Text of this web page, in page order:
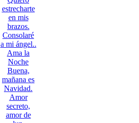
estrecharte
en mis
brazos.
Consolaré
a mi ángel..
Ama la
Noche
Buena,
mañana es
Navidad.
Amor
secreto,
amor de